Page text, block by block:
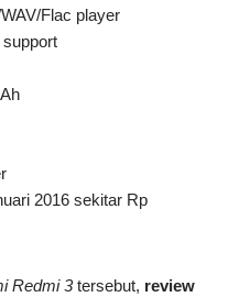
Flac player
2016 sekitar Rp
Redmi 3tersebut, review